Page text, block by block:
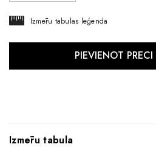
Izmēru tabulas leģenda
Izmēru tabula